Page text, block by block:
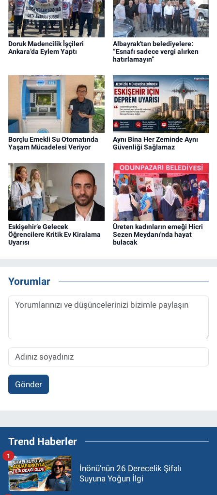
Doruk Madencilik İşçileri
Ankara’da Eylem Yaptı
Albayrak'tan belediyelere:
“Esnafı sadece vergi alırken
hatırlamayın”
Borçlu Emekli Su Otomatında
Yaşam Mücadelesi Veriyor
Aynı Bina Her Zeminde Aynı
Güvenliği Sağlamaz
Eskişehir’e Gelecek
Öğrencilere Kritik Ev Kiralama
Uyarısı
Üreten kadınların emeği Hicri
Sezen Meydanı'nda hayat
bulacak
Yorumlar
Gönder
Trend Haberler
İnönü’nün 26 Derecelik Şifalı
Suyuna Yoğun İlgi
1